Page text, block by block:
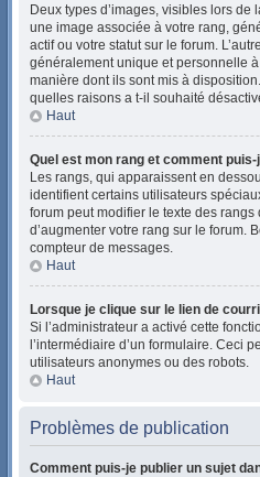
Deux types d’images, visibles lors de
une image associée à votre rang,
actif ou votre statut sur le forum.
généralement unique et personnelle
manière dont ils sont mis à
quelles raisons a t-il souhaité
Haut
Quel est mon rang et comment
Les rangs, qui apparaissent en
identifient certains utilisateurs
forum peut modifier le texte des
d’augmenter votre rang sur le forum.
compteur de messages.
Haut
Lorsque je clique sur le lien de
Si l’administrateur a activé cette
l’intermédiaire d’un formulaire. Ceci
utilisateurs anonymes ou des robots.
Haut
Problèmes de publication
Comment puis-je publier un sujet